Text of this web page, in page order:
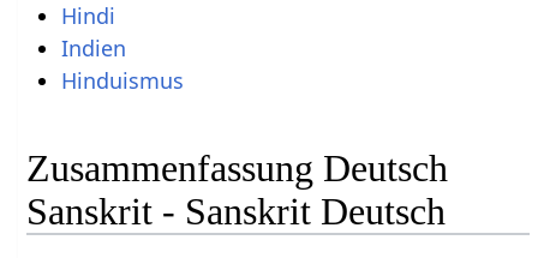
Hindi
Indien
Hinduismus
Zusammenfassung Deutsch
Sanskrit - Sanskrit Deutsch